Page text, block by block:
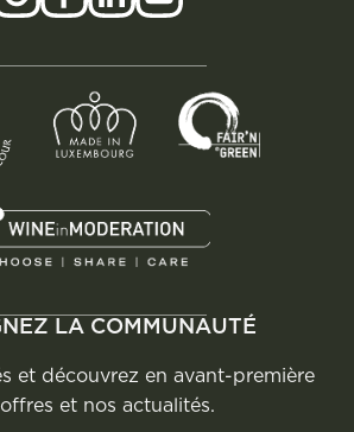
LA COMMUNAUTÉ
et découvrez en avant-première
et nos actualités.